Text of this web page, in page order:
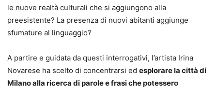
le nuove realtà culturali che si aggiungono alla
preesistente? La presenza di nuovi abitanti aggiunge
sfumature al linguaggio?
A partire e guidata da questi interrogativi, l’artista Irina
Novarese ha scelto di concentrarsi ed esplorare la città di
Milano alla ricerca di parole e frasi che potessero